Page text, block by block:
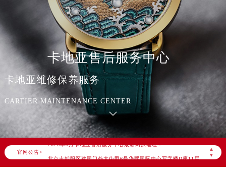
卡地亚售后服务中心
卡地亚维修保养服务
CARTIER MAINTENANCE CENTER
官网公告>
▲
▼
2026年8月卡地亚中国区售后服务网络优化升级公告
2026年8月卡地亚全国官方售后客户服务热线：400-992-3692
卡地亚官方全国统一服务热线400-992-3692，服务覆盖中国大陆、香港、澳门、台湾全部区域（非大陆需加拨“+86”）
2026年8月卡地亚售后服务中心最新网点地址：
北京市东城区东长安街1号东方广场写字楼W3座6层602室（需提前预约）